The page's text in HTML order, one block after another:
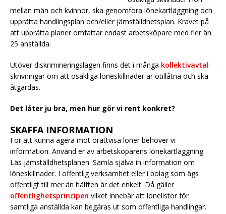
mellan män och kvinnor, ska genomföra lönekartläggning och
upprätta handlingsplan och/eller jämställdhetsplan. Kravet på
att upprätta planer omfattar endast arbetsköpare med fler än
25 anställda.
Utöver diskrimineringslagen finns det i många kollektivavtal
skrivningar om att osakliga löneskillnader är otillåtna och ska
åtgärdas.
Det låter ju bra, men hur gör vi rent konkret?
SKAFFA INFORMATION
För att kunna agera mot orättvisa löner behöver vi
information. Använd er av arbetsköparens lönekartläggning.
Läs jämställdhetsplanen. Samla själva in information om
löneskillnader. I offentlig verksamhet eller i bolag som ägs
offentligt till mer än hälften är det enkelt. Då gäller
offentlighetsprincipen vilket innebär att lönelistor för
samtliga anställda kan begäras ut som offentliga handlingar.